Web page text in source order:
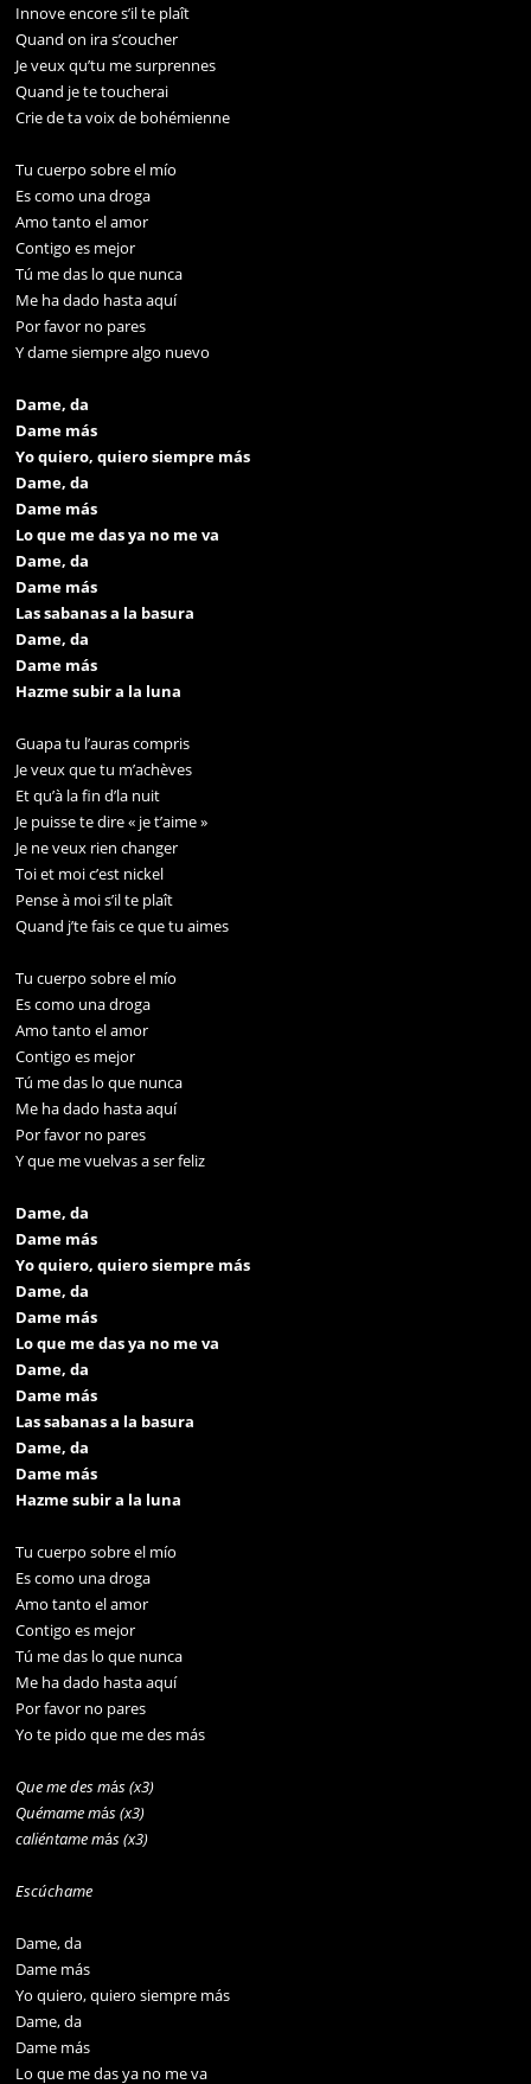
Innove encore s’il te plaît
Quand on ira s’coucher
Je veux qu’tu me surprennes
Quand je te toucherai
Crie de ta voix de bohémienne
Tu cuerpo sobre el mío
Es como una droga
Amo tanto el amor
Contigo es mejor
Tú me das lo que nunca
Me ha dado hasta aquí
Por favor no pares
Y dame siempre algo nuevo
Dame, da
Dame más
Yo quiero, quiero siempre más
Dame, da
Dame más
Lo que me das ya no me va
Dame, da
Dame más
Las sabanas a la basura
Dame, da
Dame más
Hazme subir a la luna
Guapa tu l’auras compris
Je veux que tu m’achèves
Et qu’à la fin d’la nuit
Je puisse te dire « je t’aime »
Je ne veux rien changer
Toi et moi c’est nickel
Pense à moi s’il te plaît
Quand j’te fais ce que tu aimes
Tu cuerpo sobre el mío
Es como una droga
Amo tanto el amor
Contigo es mejor
Tú me das lo que nunca
Me ha dado hasta aquí
Por favor no pares
Y que me vuelvas a ser feliz
Dame, da
Dame más
Yo quiero, quiero siempre más
Dame, da
Dame más
Lo que me das ya no me va
Dame, da
Dame más
Las sabanas a la basura
Dame, da
Dame más
Hazme subir a la luna
Tu cuerpo sobre el mío
Es como una droga
Amo tanto el amor
Contigo es mejor
Tú me das lo que nunca
Me ha dado hasta aquí
Por favor no pares
Yo te pido que me des más
Que me des más (x3)
Quémame más (x3)
caliéntame más (x3)
Escúchame
Dame, da
Dame más
Yo quiero, quiero siempre más
Dame, da
Dame más
Lo que me das ya no me va